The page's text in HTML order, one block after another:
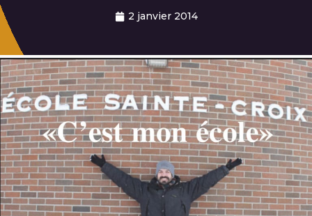
2 janvier 2014